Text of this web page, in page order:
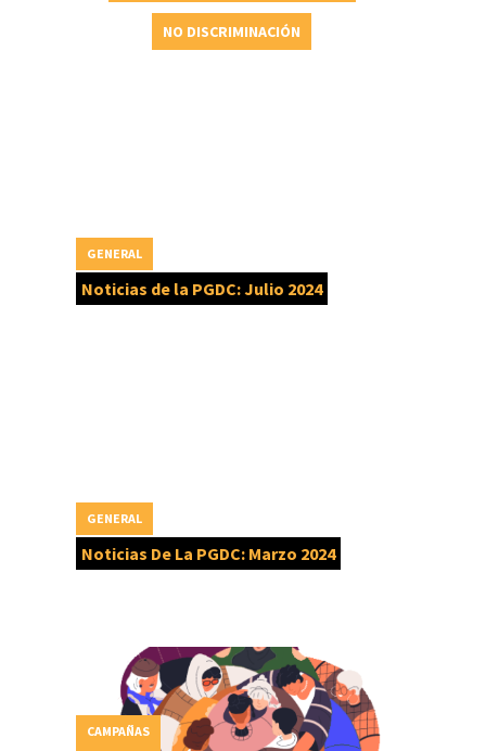
NO DISCRIMINACIÓN
Noticias de la PGDC: Julio 2024
GENERAL
Noticias De La PGDC: Marzo 2024
GENERAL
CAMPAÑAS